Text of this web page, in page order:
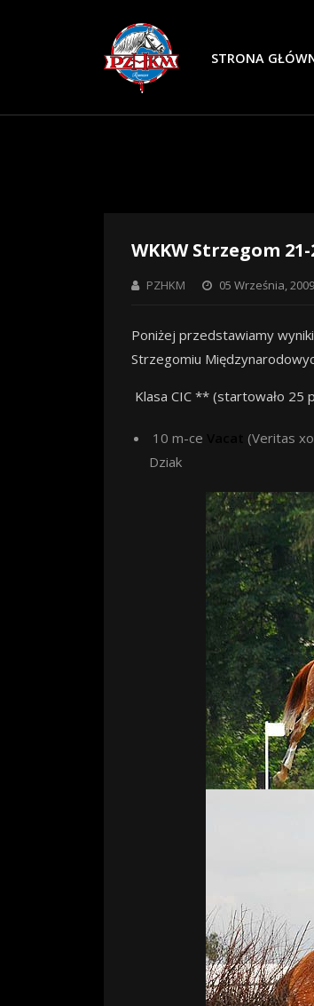
STRONA
WKKW Strzegom 21-
PZHKM 05 Września, 2009
Poniżej przedstawiamy
Strzegomiu
Klasa CIC ** (startowało 25
10 m-ce (Veritas
Dziak